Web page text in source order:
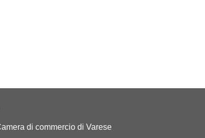
di commercio di Varese